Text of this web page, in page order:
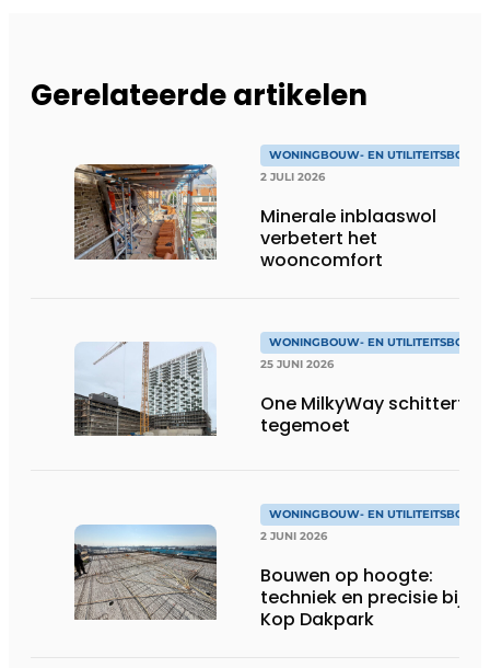
Gerelateerde artikelen
WONINGBOUW- EN UTILITEITSBOUW
2 JULI 2026
Minerale inblaaswol
verbetert het
wooncomfort
WONINGBOUW- EN UTILITEITSBOUW
25 JUNI 2026
One MilkyWay schittert je
tegemoet
WONINGBOUW- EN UTILITEITSBOUW
2 JUNI 2026
Bouwen op hoogte:
techniek en precisie bij
Kop Dakpark